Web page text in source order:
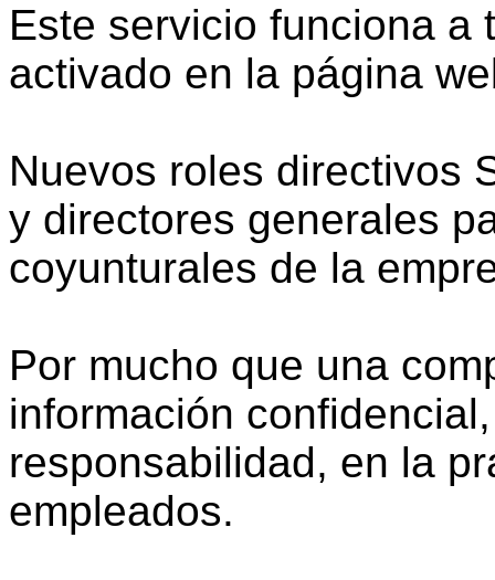
Este servicio funciona a
activado en la página
Nuevos roles directivos
y directores generales
coyunturales de la
Por mucho que una
información
responsabilidad, en la
empleados.